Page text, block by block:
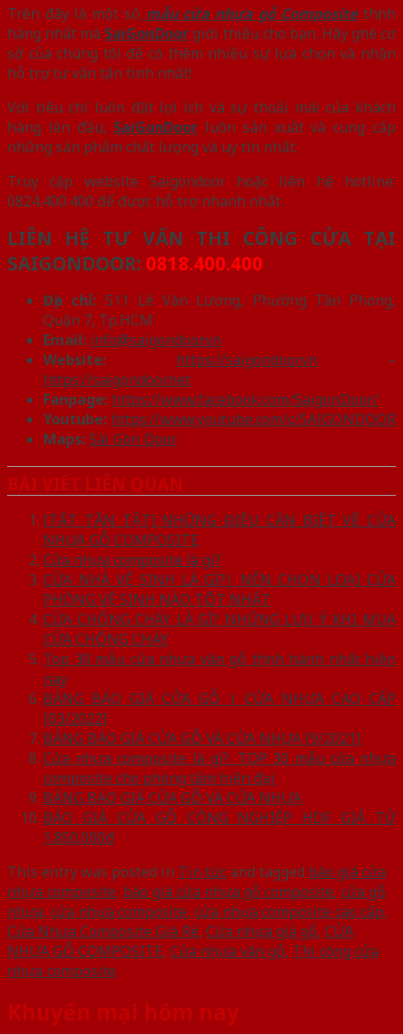
Trên đây là một số mẫu cửa nhựa gỗ Composite thịnh
hàng nhất mà SaiGonDoorgiới thiệu cho bạn. Hãy ghé cơ
sở của chúng tôi để có thêm nhiều sự lựa chọn và nhận
hỗ trợ tư vấn tận tình nhất!
Với tiêu chí luôn đặt lợi ích và sự thoải mái của khách
hàng lên đầu, SaiGonDoor luôn sản xuất và cung cấp
những sản phẩm chất lượng và uy tín nhất.
Truy cập website Saigondoor hoặc liên hệ hotline:
0824.400.400 để được hỗ trợ nhanh nhất.
LIÊN HỆ TƯ VẤN THI CÔNG CỬA TẠI
SAIGONDOOR: 0818.400.400
Địa chỉ: 511 Lê Văn Lương, Phường Tân Phong,
Quận 7, Tp.HCM
Email: info@saigondoor.vn
Website:
https://saigondoor.vn –
https://saigondoor.net
Fanpage: https://www.facebook.com/SaigonDoor/
Youtube: https://www.youtube.com/c/SAIGONDOOR
Maps:Sài Gòn Door
BÀI VIẾT LIÊN QUAN
[TẤT TẦN TẬT] NHỮNG ĐIỀU CẦN BIẾT VỀ CỬA
NHỰA GỖ COMPOSITE
Cửa nhựa composite là gì?
CỬA NHÀ VỆ SINH LÀ GÌ?| NÊN CHỌN LOẠI CỬA
PHÒNG VỆ SINH NÀO TỐT NHẤT
CỬA CHỐNG CHÁY LÀ GÌ? NHỮNG LƯU Ý KHI MUA
CỬA CHỐNG CHÁY
Top 30 mẫu cửa nhựa vân gỗ thịnh hành nhất hiện
nay
BẢNG BÁO GIÁ CỬA GỖ | CỬA NHỰA CAO CẤP
[03/2022]
BẢNG BÁO GIÁ CỬA GỖ VÀ CỬA NHỰA [9/2021]
Cửa nhựa composite là gì?. TOP 30 mẫu cửa nhựa
composite cho phòng tắm hiện đại
BẢNG BÁO GIÁ CỬA GỖ VÀ CỬA NHỰA
BÁO GIÁ CỬA GỖ CÔNG NGHIỆP HDF GIÁ TỪ
1.850.000đ
This entry was posted in Tin tứcand tagged báo giá cửa
nhựa composite, báo giá cửa nhựa gỗ composite, cửa gỗ
nhựa, cửa nhựa composite, cửa nhựa composite cao cấp,
Cửa Nhưa Composite Giá Rẻ, Cửa nhựa giả gỗ, CỬA
NHỰA GỖ COMPOSITE, Cửa nhựa vân gỗ, Thi công cửa
nhựa composite.
Khuyến mại hôm nay